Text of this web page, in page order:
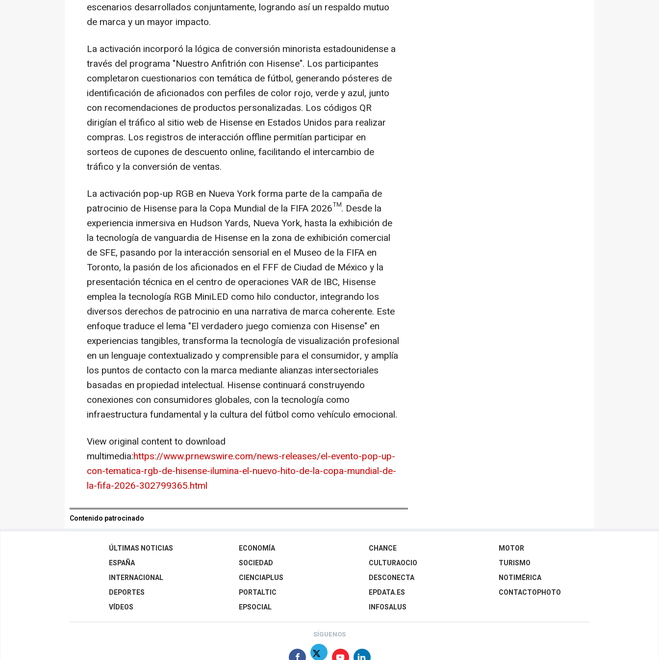
escenarios desarrollados conjuntamente, logrando así un respaldo mutuo
de marca y un mayor impacto.
La activación incorporó la lógica de conversión minorista estadounidense a
través del programa "Nuestro Anfitrión con Hisense". Los participantes
completaron cuestionarios con temática de fútbol, generando pósteres de
identificación de aficionados con perfiles de color rojo, verde y azul, junto
con recomendaciones de productos personalizadas. Los códigos QR
dirigían el tráfico al sitio web de Hisense en Estados Unidos para realizar
compras. Los registros de interacción offline permitían participar en
sorteos de cupones de descuento online, facilitando el intercambio de
tráfico y la conversión de ventas.
La activación pop-up RGB en Nueva York forma parte de la campaña de
patrocinio de Hisense para la Copa Mundial de la FIFA 2026™. Desde la
experiencia inmersiva en Hudson Yards, Nueva York, hasta la exhibición de
la tecnología de vanguardia de Hisense en la zona de exhibición comercial
de SFE, pasando por la interacción sensorial en el Museo de la FIFA en
Toronto, la pasión de los aficionados en el FFF de Ciudad de México y la
presentación técnica en el centro de operaciones VAR de IBC, Hisense
emplea la tecnología RGB MiniLED como hilo conductor, integrando los
diversos derechos de patrocinio en una narrativa de marca coherente. Este
enfoque traduce el lema "El verdadero juego comienza con Hisense" en
experiencias tangibles, transforma la tecnología de visualización profesional
en un lenguaje contextualizado y comprensible para el consumidor, y amplía
los puntos de contacto con la marca mediante alianzas intersectoriales
basadas en propiedad intelectual. Hisense continuará construyendo
conexiones con consumidores globales, con la tecnología como
infraestructura fundamental y la cultura del fútbol como vehículo emocional.
View original content to download
multimedia:https://www.prnewswire.com/news-releases/el-evento-pop-up-
con-tematica-rgb-de-hisense-ilumina-el-nuevo-hito-de-la-copa-mundial-de-
la-fifa-2026-302799365.html
Contenido patrocinado
ÚLTIMAS NOTICIAS
ESPAÑA
INTERNACIONAL
DEPORTES
VÍDEOS
ECONOMÍA
SOCIEDAD
CIENCIAPLUS
PORTALTIC
EPSOCIAL
CHANCE
CULTURAOCIO
DESCONECTA
EPDATA.ES
INFOSALUS
MOTOR
TURISMO
NOTIMÉRICA
CONTACTOPHOTO
SÍGUENOS